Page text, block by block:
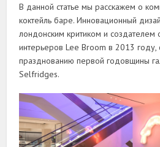
В данной статье мы расскажем о
коктейль баре. Инновационный
лондонским критиком и создателем
интерьеров Lee Broom в 2013 году,
празднованию первой годовщины
Selfridges.